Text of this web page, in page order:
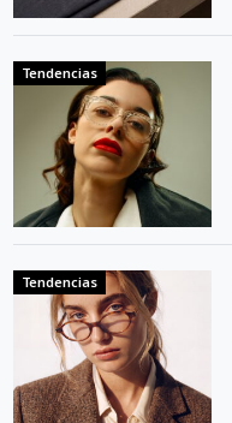
Tendencias
Tendencias